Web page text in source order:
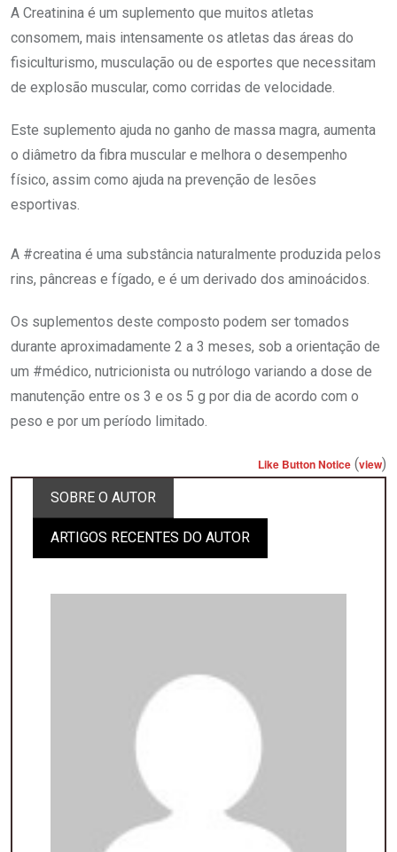
A Creatinina é um suplemento que muitos atletas
consomem, mais intensamente os atletas das áreas do
fisiculturismo, musculação ou de esportes que necessitam
de explosão muscular, como corridas de velocidade.
Este suplemento ajuda no ganho de massa magra, aumenta
o diâmetro da fibra muscular e melhora o desempenho
físico, assim como ajuda na prevenção de lesões
esportivas.
A #creatina é uma substância naturalmente produzida pelos
rins, pâncreas e fígado, e é um derivado dos aminoácidos.
Os suplementos deste composto podem ser tomados
durante aproximadamente 2 a 3 meses, sob a orientação de
um #médico, nutricionista ou nutrólogo variando a dose de
manutenção entre os 3 e os 5 g por dia de acordo com o
peso e por um período limitado.
Like Button Notice (view)
SOBRE O AUTOR
ARTIGOS RECENTES DO AUTOR